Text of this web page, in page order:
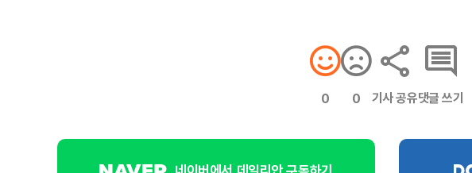
0 0 기사 공유댓글 쓰기